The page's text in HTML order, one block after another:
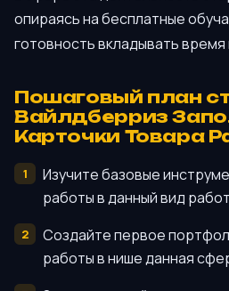
опираясь на бесплатные
готовность вкладывать время
Пошаговый план
Вайлдберриз
Карточки Товара
Изучите базовые
работы в данный вид
Создайте первое
работы в нише данная